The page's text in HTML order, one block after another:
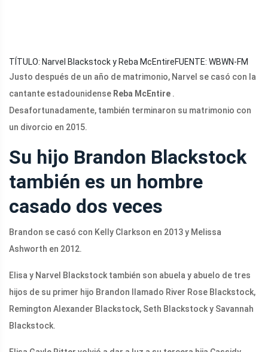
TÍTULO: Narvel Blackstock y Reba McEntireFUENTE: WBWN-FM
Justo después de un año de matrimonio, Narvel se casó con la
cantante estadounidense Reba McEntire .
Desafortunadamente, también terminaron su matrimonio con
un divorcio en 2015.
Su hijo Brandon Blackstock
también es un hombre
casado dos veces
Brandon se casó con Kelly Clarkson en 2013 y Melissa
Ashworth en 2012.
Elisa y Narvel Blackstock también son abuela y abuelo de tres
hijos de su primer hijo Brandon llamado River Rose Blackstock,
Remington Alexander Blackstock, Seth Blackstock y Savannah
Blackstock.